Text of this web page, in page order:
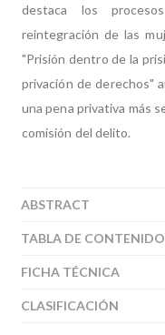
destaca los
reintegración de las
"Prisión dentro de la
privación de derechos"
una pena privativa más
comisión del delito.
ABSTRACT
TABLA DE
FICHA TÉCNICA
CLASIFICACIÓN